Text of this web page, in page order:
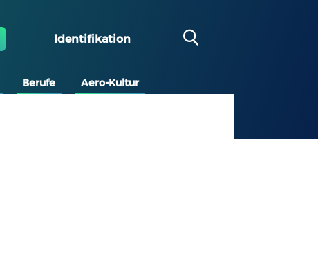
Identifikation
Berufe Aero-Kultur